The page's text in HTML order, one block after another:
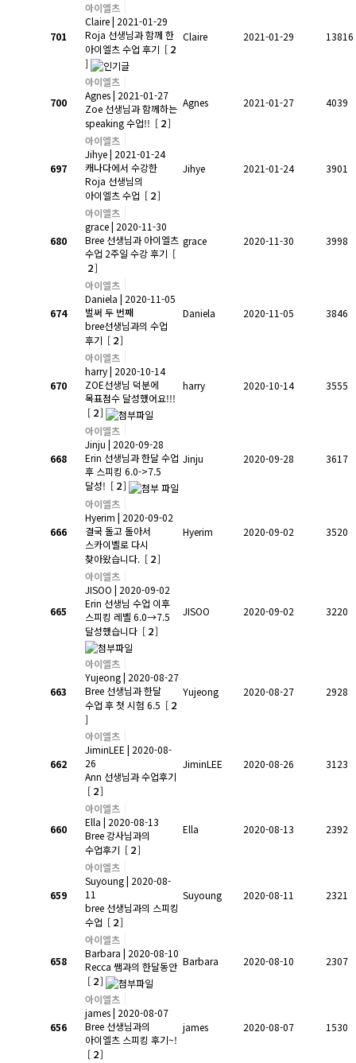
701
아이엘츠
Claire| 2021-01-29
Roja 선생님과 함께 한
아이엘츠 수업 후기 [ 2
]
Claire 2021-01-29 13816
700
아이엘츠
Agnes| 2021-01-27
Zoe 선생님과 함께하는
speaking 수업!! [ 2]
Agnes 2021-01-27 4039
697
아이엘츠
Jihye| 2021-01-24
캐나다에서 수강한
Roja 선생님의
아이엘츠 수업 [ 2]
Jihye 2021-01-24 3901
680
아이엘츠
grace| 2020-11-30
Bree 선생님과 아이엘츠
수업 2주일 수강 후기 [
2]
grace 2020-11-30 3998
674
아이엘츠
Daniela | 2020-11-05
벌써 두 번째
bree선생님과의 수업
후기 [ 2]
Daniela 2020-11-05 3846
670
아이엘츠
harry| 2020-10-14
ZOE선생님 덕분에
목표점수 달성했어요!!!
[ 2]
harry 2020-10-14 3555
668
아이엘츠
Jinju | 2020-09-28
Erin 선생님과 한달 수업
후 스피킹 6.0->7.5
달성! [ 2]
Jinju 2020-09-28 3617
666
아이엘츠
Hyerim | 2020-09-02
결국 돌고 돌아서
스카이벨로 다시
찾아왔습니다. [ 2]
Hyerim 2020-09-02 3520
665
아이엘츠
JISOO | 2020-09-02
Erin 선생님 수업 이후
스피킹 레벨 6.0→7.5
달성했습니다 [ 2]
JISOO 2020-09-02 3220
663
아이엘츠
Yujeong| 2020-08-27
Bree 선생님과 한달
수업 후 첫 시험 6.5 [ 2
]
Yujeong 2020-08-27 2928
662
아이엘츠
JiminLEE | 2020-08-
26
Ann 선생님과 수업후기
[ 2]
JiminLEE 2020-08-26 3123
660
아이엘츠
Ella | 2020-08-13
Bree 강사님과의
수업후기 [ 2]
Ella 2020-08-13 2392
659
아이엘츠
Suyoung| 2020-08-
11
bree 선생님과의 스피킹
수업 [ 2]
Suyoung 2020-08-11 2321
658
아이엘츠
Barbara | 2020-08-10
Recca 쌤과의 한달동안
[ 2]
Barbara 2020-08-10 2307
656
아이엘츠
james| 2020-08-07
Bree 선생님과의
아이엘츠 스피킹 후기~!
[ 2]
james 2020-08-07 1530